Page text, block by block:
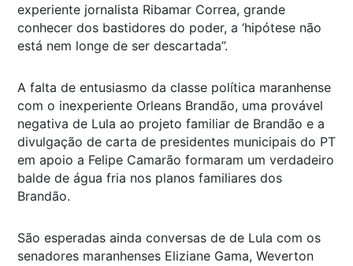
experiente jornalista Ribamar Correa, grande
conhecer dos bastidores do poder, a ‘hipótese não
está nem longe de ser descartada”.
A falta de entusiasmo da classe política maranhense
com o inexperiente Orleans Brandão, uma provável
negativa de Lula ao projeto familiar de Brandão e a
divulgação de carta de presidentes municipais do PT
em apoio a Felipe Camarão formaram um verdadeiro
balde de água fria nos planos familiares dos
Brandão.
São esperadas ainda conversas de de Lula com os
senadores maranhenses Eliziane Gama, Weverton